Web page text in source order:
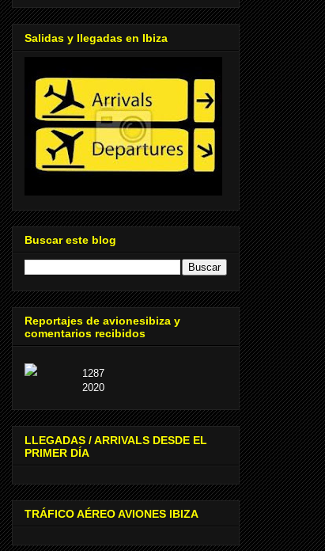
Salidas y llegadas en Ibiza
Buscar este blog
Reportajes de avionesibiza y
comentarios recibidos
1287
2020
LLEGADAS / ARRIVALS DESDE EL
PRIMER DÍA
TRÁFICO AÉREO AVIONES IBIZA